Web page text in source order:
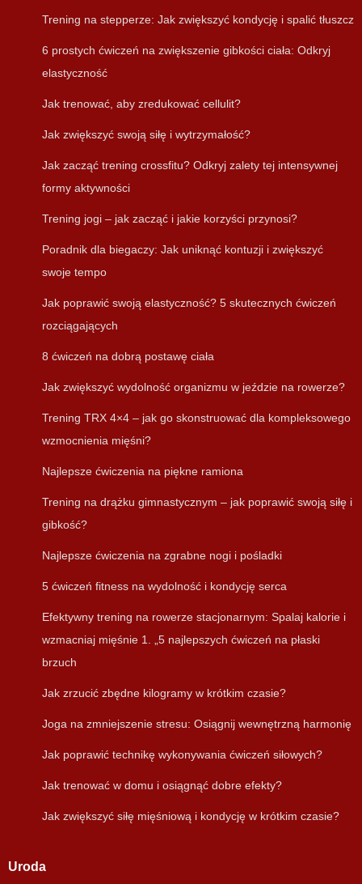
Trening na stepperze: Jak zwiększyć kondycję i spalić tłuszcz
6 prostych ćwiczeń na zwiększenie gibkości ciała: Odkryj
elastyczność
Jak trenować, aby zredukować cellulit?
Jak zwiększyć swoją siłę i wytrzymałość?
Jak zacząć trening crossfitu? Odkryj zalety tej intensywnej
formy aktywności
Trening jogi – jak zacząć i jakie korzyści przynosi?
Poradnik dla biegaczy: Jak uniknąć kontuzji i zwiększyć
swoje tempo
Jak poprawić swoją elastyczność? 5 skutecznych ćwiczeń
rozciągających
8 ćwiczeń na dobrą postawę ciała
Jak zwiększyć wydolność organizmu w jeździe na rowerze?
Trening TRX 4×4 – jak go skonstruować dla kompleksowego
wzmocnienia mięśni?
Najlepsze ćwiczenia na piękne ramiona
Trening na drążku gimnastycznym – jak poprawić swoją siłę i
gibkość?
Najlepsze ćwiczenia na zgrabne nogi i pośladki
5 ćwiczeń fitness na wydolność i kondycję serca
Efektywny trening na rowerze stacjonarnym: Spalaj kalorie i
wzmacniaj mięśnie 1. „5 najlepszych ćwiczeń na płaski
brzuch
Jak zrzucić zbędne kilogramy w krótkim czasie?
Joga na zmniejszenie stresu: Osiągnij wewnętrzną harmonię
Jak poprawić technikę wykonywania ćwiczeń siłowych?
Jak trenować w domu i osiągnąć dobre efekty?
Jak zwiększyć siłę mięśniową i kondycję w krótkim czasie?
Uroda